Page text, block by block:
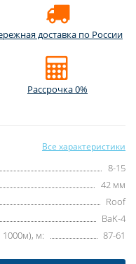
доставка по России
Рассрочка 0%
Все характеристики
8-15
42 мм
Roof
BaK-4
м:
87-61